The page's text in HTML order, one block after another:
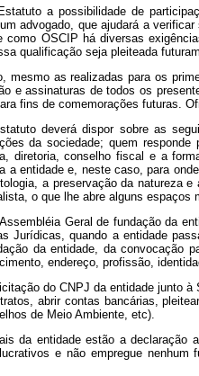
a possibilidade de
advogado, que ajudará a
como OSCIP há diversas
qualificação seja pleiteada
mesmo as realizadas para os
e assinaturas de todos os
fins de comemorações futuras.
deverá dispor sobre as
da sociedade; quem
diretoria, conselho fiscal e a
a entidade e, neste caso, para
a preservação da natureza
o que lhe abre alguns espaços
Geral de fundação da
Jurídicas, quando a entidade
da entidade, da convocação
endereço, profissão,
do CNPJ da entidade junto
abrir contas bancárias,
de Meio Ambiente, etc).
da entidade estão a
e não empregue